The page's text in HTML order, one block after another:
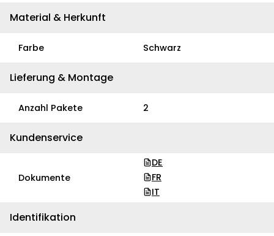
Material & Herkunft
Farbe Schwarz
Lieferung & Montage
Anzahl Pakete 2
Kundenservice
Dokumente
DE
FR
IT
Identifikation